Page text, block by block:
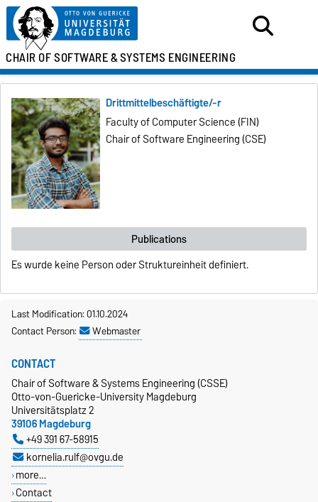
CHAIR OF SOFTWARE &SYSTEMS ENGINEERING
Drittmittelbeschäftigte/-r
Faculty of Computer Science (FIN)
Chair of Software Engineering (CSE)
Publications
Es wurde keine Person oder Struktureinheit definiert.
Last Modification: 01.10.2024
Contact Person:
Webmaster
CONTACT
Chair of Software & Systems Engineering (CSSE)
Otto-von-Guericke-University Magdeburg
Universitätsplatz 2
39106 Magdeburg
+49 391 67-58915
kornelia.rulf@ovgu.de
more…
Contact